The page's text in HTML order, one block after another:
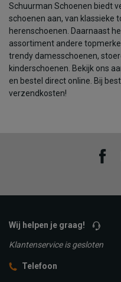
Schuurman Schoenen biedt
schoenen aan, van klassieke
herenschoenen. Daarnaast
assortiment andere
trendy damesschoenen,
kinderschoenen. Bekijk ons
en bestel direct online. Bij
verzendkosten!
Wij helpen je graag!
Klantenservice is gesloten
Telefoon